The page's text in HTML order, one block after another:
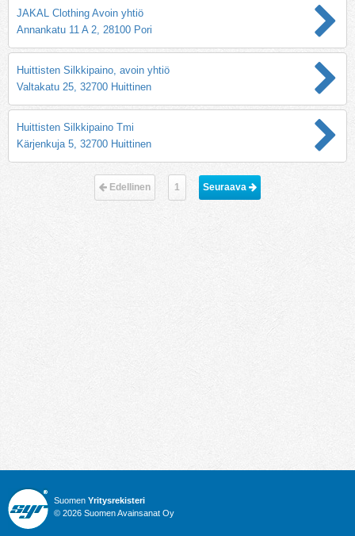
JAKAL Clothing Avoin yhtiö
Annankatu 11 A 2, 28100 Pori
Huittisten Silkkipaino, avoin yhtiö
Valtakatu 25, 32700 Huittinen
Huittisten Silkkipaino Tmi
Kärjenkuja 5, 32700 Huittinen
Edellinen 1 Seuraava
Suomen Yritysrekisteri
© 2026 Suomen Avainsanat Oy